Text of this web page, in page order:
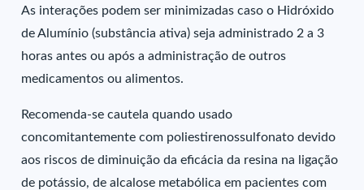
As interações podem ser minimizadas caso o Hidróxido
de Alumínio (substância ativa) seja administrado 2 a 3
horas antes ou após a administração de outros
medicamentos ou alimentos.
Recomenda-se cautela quando usado
concomitantemente com poliestirenossulfonato devido
aos riscos de diminuição da eficácia da resina na ligação
de potássio, de alcalose metabólica em pacientes com